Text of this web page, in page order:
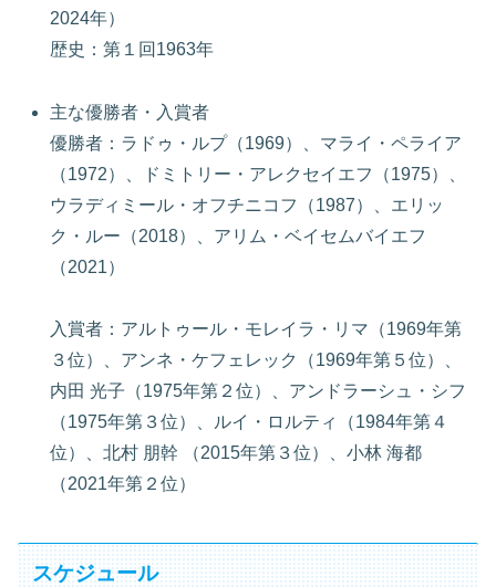
2024年）
歴史：第１回1963年
主な優勝者・入賞者
優勝者：ラドゥ・ルプ（1969）、マライ・ペライア
（1972）、ドミトリー・アレクセイエフ（1975）、
ウラディミール・オフチニコフ（1987）、エリッ
ク・ルー（2018）、アリム・ベイセムバイエフ
（2021）
入賞者：アルトゥール・モレイラ・リマ（1969年第
３位）、アンネ・ケフェレック（1969年第５位）、
内田 光子（1975年第２位）、アンドラーシュ・シフ
（1975年第３位）、ルイ・ロルティ（1984年第４
位）、北村 朋幹 （2015年第３位）、小林 海都
（2021年第２位）
スケジュール